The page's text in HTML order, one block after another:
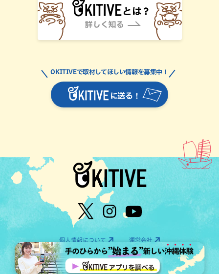
に送る！
OKITIVEで取材してほしい情報を募集中！
個人情報について 運営会社
©OTV CO.,LTD All Rights Reserved.